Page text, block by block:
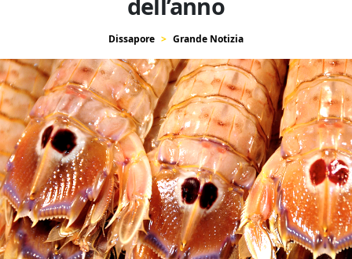
Dissapore Grande Notizia